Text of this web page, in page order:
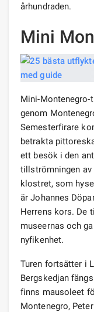
århundraden.
Mini
Mini-Montenegro-
genom
Semesterfirare
betrakta
ett besök i den
tillströmningen
klostret, som
är Johannes
Herrens kors. De
museernas och
nyfikenhet.
Turen fortsätter i
Bergskedjan
finns mausoleet
Montenegro,